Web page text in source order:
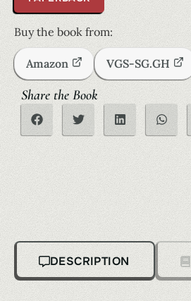
Buy the book from:
Amazon VGS-SG.GH
Share the Book
DESCRIPTION